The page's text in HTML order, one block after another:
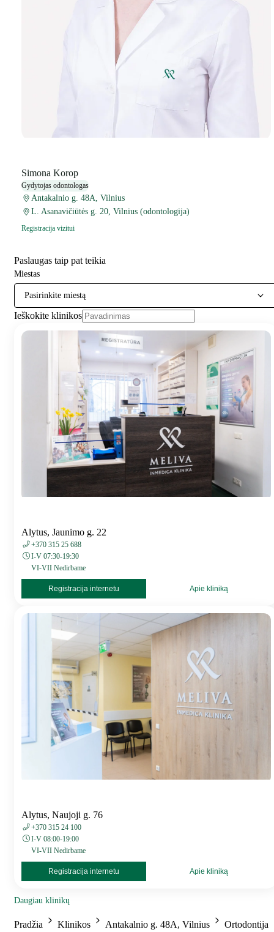
Simona Korop
Gydytojas odontologas
Antakalnio g. 48A, Vilnius
L. Asanavičiūtės g. 20, Vilnius (odontologija)
Registracija vizitui
Paslaugas taip pat teikia
Miestas
Pasirinkite miestą
Ieškokite klinikos
Alytus, Jaunimo g. 22
+370 315 25 688
I-V 07:30-19:30
VI-VII Nedirbame
Registracija internetu Apie kliniką
Alytus, Naujoji g. 76
+370 315 24 100
I-V 08:00-19:00
VI-VII Nedirbame
Registracija internetu Apie kliniką
Daugiau klinikų
Pradžia Klinikos Antakalnio g. 48A, Vilnius
Ortodontija